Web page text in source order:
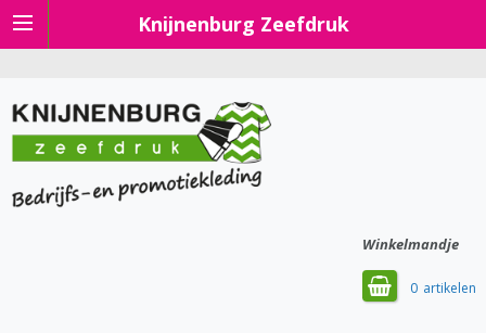
Knijnenburg Zeefdruk
Winkelmandje
0